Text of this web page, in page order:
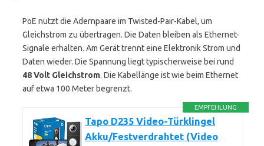
PoE nutzt die Adernpaare im Twisted-Pair-Kabel, um
Gleichstrom zu übertragen. Die Daten bleiben als Ethernet-
Signale erhalten. Am Gerät trennt eine Elektronik Strom und
Daten wieder. Die Spannung liegt typischerweise bei rund
48 Volt Gleichstrom. Die Kabellänge ist wie beim Ethernet
auf etwa 100 Meter begrenzt.
EMPFEHLUNG
Tapo D235 Video-Türklingel
Akku/Festverdrahtet (Video